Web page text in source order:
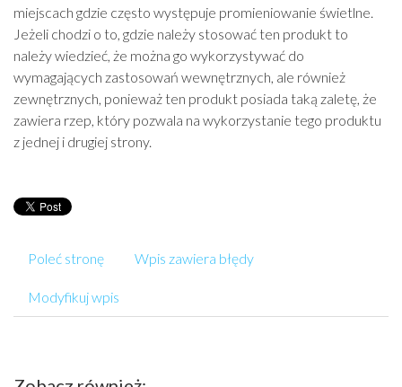
miejscach gdzie często występuje promieniowanie świetlne.
Jeżeli chodzi o to, gdzie należy stosować ten produkt to
należy wiedzieć, że można go wykorzystywać do
wymagających zastosowań wewnętrznych, ale również
zewnętrznych, ponieważ ten produkt posiada taką zaletę, że
zawiera rzep, który pozwala na wykorzystanie tego produktu
z jednej i drugiej strony.
Poleć stronę Wpis zawiera błędy
Modyfikuj wpis